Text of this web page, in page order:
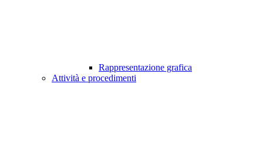
Rappresentazione grafica
Attività e procedimenti